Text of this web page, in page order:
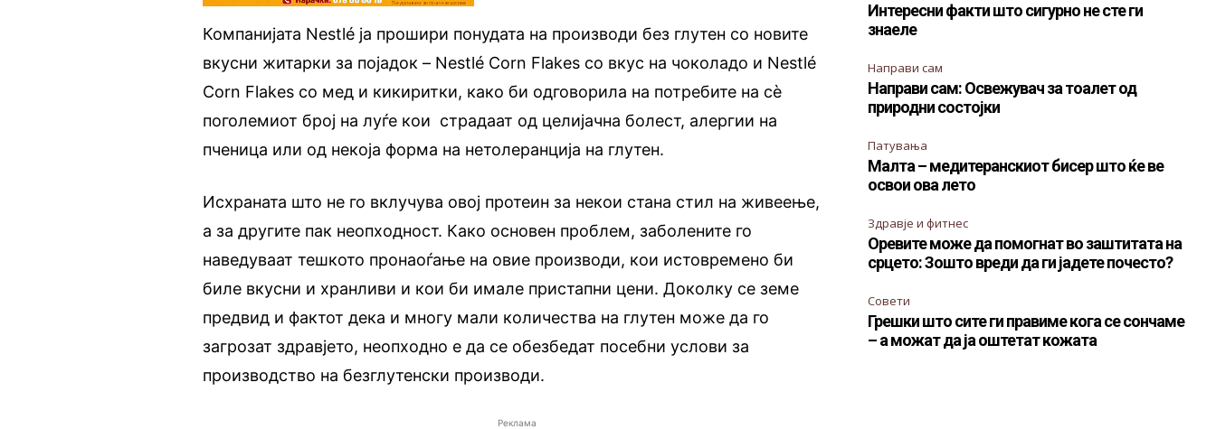
Компанијата Nestlé ја прошири понудата на производи без глутен со новите
вкусни житарки за појадок – Nestlé Corn Flakes со вкус на чоколадо и Nestlé
Corn Flakes со мед и кикиритки, како би одговорила на потребите на сѐ
поголемиот број на луѓе кои страдаат од целијачна болест, алергии на
пченица или од некоја форма на нетолеранција на глутен.
Исхраната што не го вклучува овој протеин за некои стана стил на живеење,
а за другите пак неопходност. Како основен проблем, заболените го
наведуваат тешкото пронаоѓање на овие производи, кои истовремено би
биле вкусни и хранливи и кои би имале пристапни цени. Доколку се земе
предвид и фактот дека и многу мали количества на глутен може да го
загрозат здравјето, неопходно е да се обезбедат посебни услови за
производство на безглутенски производи.
Реклама
Интересни факти што сигурно не сте ги
знаеле
Направи сам
Направи сам: Освежувач за тоалет од
природни состојки
Патувања
Малта – медитеранскиот бисер што ќе ве
освои ова лето
Здравје и фитнес
Оревите може да помогнат во заштитата на
срцето: Зошто вреди да ги јадете почесто?
Совети
Грешки што сите ги правиме кога се сончаме
– а можат да ја оштетат кожата